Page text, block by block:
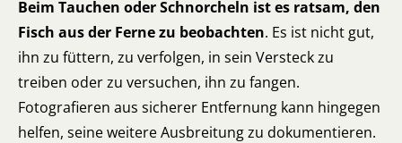
Beim Tauchen oder Schnorcheln ist es ratsam, den
Fisch aus der Ferne zu beobachten. Es ist nicht gut,
ihn zu füttern, zu verfolgen, in sein Versteck zu
treiben oder zu versuchen, ihn zu fangen.
Fotografieren aus sicherer Entfernung kann hingegen
helfen, seine weitere Ausbreitung zu dokumentieren.